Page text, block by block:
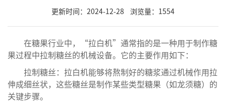
更新时间：2024-12-28 浏览量： 1554
在糖果行业中，“拉白机”通常指的是一种用于制作糖
果过程中拉制糖丝的机械设备。它的主要作用如下：
拉制糖丝：拉白机能够将熬制好的糖浆通过机械作用拉
伸成细丝状，这些糖丝是制作某些类型糖果（如龙须糖）的
关键步骤。